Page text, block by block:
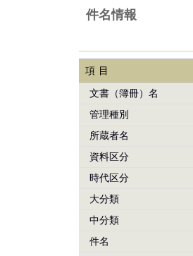
件名情報
項目
文書（簿冊）名
管理種別
所蔵者名
資料区分
時代区分
大分類
中分類
件名